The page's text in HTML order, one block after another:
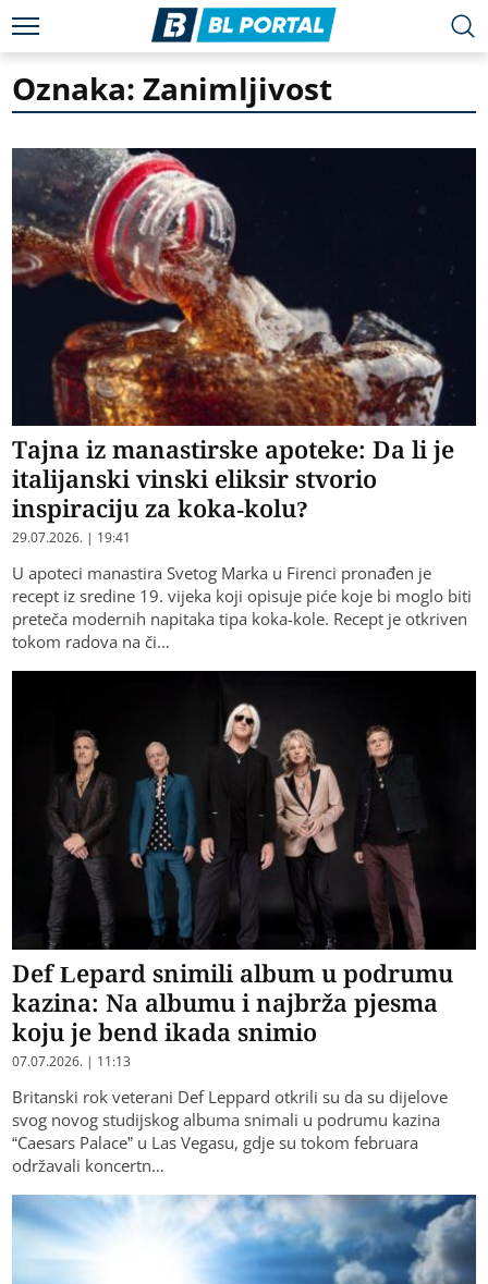
Oznaka: Zanimljivost
Tajna iz manastirske apoteke: Da li je
italijanski vinski eliksir stvorio
inspiraciju za koka-kolu?
29.07.2026. | 19:41
U apoteci manastira Svetog Marka u Firenci pronađen je
recept iz sredine 19. vijeka koji opisuje piće koje bi moglo biti
preteča modernih napitaka tipa koka-kole. Recept je otkriven
tokom radova na či…
Def Lepard snimili album u podrumu
kazina: Na albumu i najbrža pjesma
koju je bend ikada snimio
07.07.2026. | 11:13
​Britanski rok veterani Def Leppard otkrili su da su dijelove
svog novog studijskog albuma snimali u podrumu kazina
“Caesars Palace” u Las Vegasu, gdje su tokom februara
održavali koncertn…